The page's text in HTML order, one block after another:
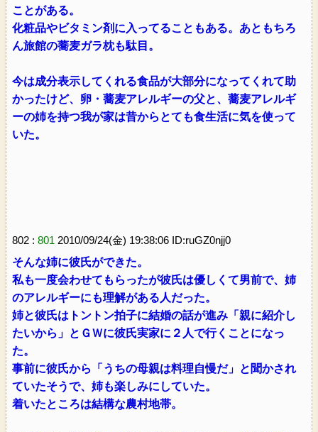
ことがある。
化粧品やビタミン剤に入ってることもある。あともちろ
ん旅館の蕎麦ガラ枕も駄目。
今は成分表示してくれる食品が大部分になってくれて助
かったけど、卵・蕎麦アレルギーの父と、蕎麦アレルギ
ーの姉を持つ我が家は昔からとても食生活に気を使って
いた。
802 : 801 2010/09/24(金) 19:38:06 ID:ruGZ0njj0
そんな姉に彼氏ができた。
私も一度会わせてもらったが彼氏は優しくて男前で、姉
のアレルギーにも理解がある人だった。
姉と彼氏はトントン拍子に結婚の話が進み「親に紹介し
たいから」とＧＷに彼氏実家に２人で行くことになっ
た。
事前に彼氏から「うちの母親は料理自慢だ」と聞かされ
ていたそうで、姉も楽しみにしていた。
着いたところは結構な農村地帯。